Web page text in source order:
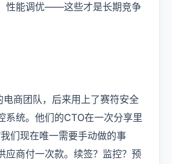
性能调优——这些才是长期竞争
电商团队，后来用上了赛符安全
系统。他们的CTO在一次分享里
们现在唯一需要手动做的事
应商付一次款。续签？监控？预